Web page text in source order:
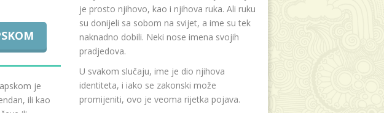
je
ili kao
je prosto njihovo, kao i njihova ruka. Ali ruku
su donijeli sa sobom na svijet, a ime su tek
naknadno dobili. Neki nose imena svojih
pradjedova.
U svakom slučaju, ime je dio njihova
identiteta, i iako se zakonski može
promijeniti, ovo je veoma rijetka pojava.